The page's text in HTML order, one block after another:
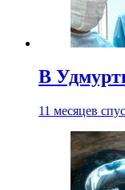
В
11 месяцев